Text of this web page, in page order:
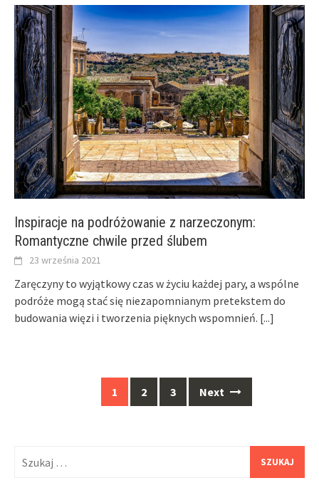
Inspiracje na podróżowanie z narzeczonym:
Romantyczne chwile przed ślubem
23 września 2021
Zaręczyny to wyjątkowy czas w życiu każdej pary, a wspólne
podróże mogą stać się niezapomnianym pretekstem do
budowania więzi i tworzenia pięknych wspomnień. [...]
1 2 3 Next